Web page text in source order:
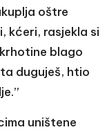
oštre
kćeri, rasjekla si
blago
duguješ, htio
uništene